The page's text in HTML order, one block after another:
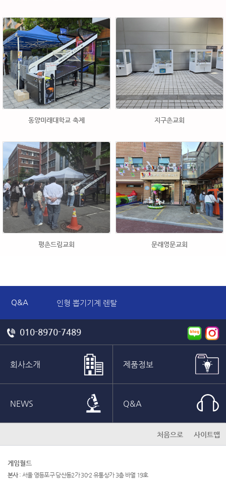
동양미래대학교 축제 지구촌교회
평촌드림교회 문래영문교회
Q&A
인형 뽑기기계 렌탈
노래하는 두더지 견적 문의 드립니다.
해머머신 렌탈 문의 드립니다
010-8970-7489
회사소개 제품정보
NEWS Q&A
처음으로 사이트맵
게임월드
본사: 서울 영등포구 당산동2가 30-2 유통상가 3층 바열 19호